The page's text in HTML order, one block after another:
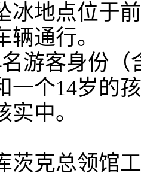
冰地点位于
通行。
游客身份
一个14岁的
中。
茨克总领馆